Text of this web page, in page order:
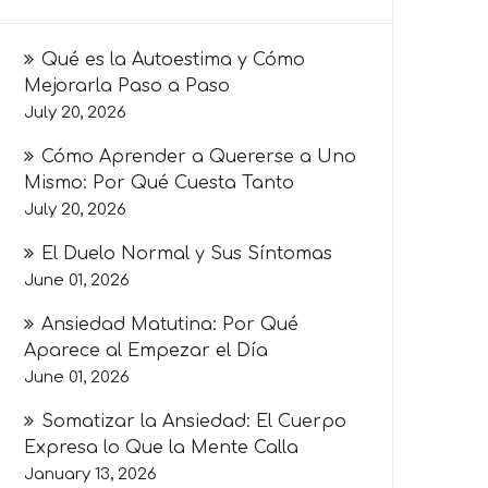
Qué es la Autoestima y Cómo
Mejorarla Paso a Paso
July 20, 2026
Cómo Aprender a Quererse a Uno
Mismo: Por Qué Cuesta Tanto
July 20, 2026
El Duelo Normal y Sus Síntomas
June 01, 2026
Ansiedad Matutina: Por Qué
Aparece al Empezar el Día
June 01, 2026
Somatizar la Ansiedad: El Cuerpo
Expresa lo Que la Mente Calla
January 13, 2026